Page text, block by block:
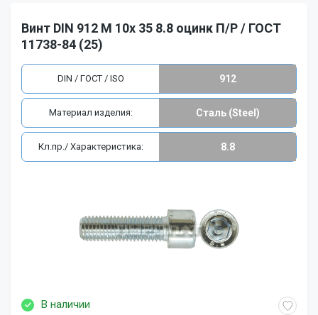
Винт DIN 912 M 10x 35 8.8 оцинк П/Р / ГОСТ
11738-84 (25)
В наличии
DIN / ГОСТ / ISO 912
Материал изделия: Сталь (Steel)
Кл.пр./ Характеристика: 8.8